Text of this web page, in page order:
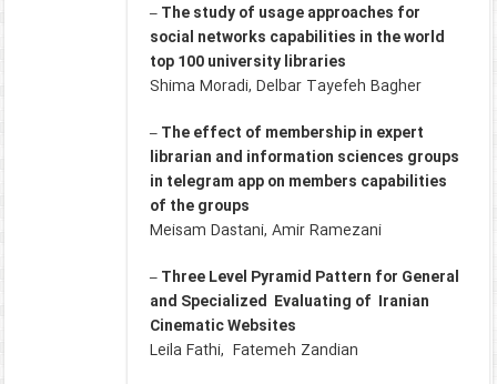
– The study of usage approaches for
social networks capabilities in the world
top 100 university libraries
Shima Moradi, Delbar Tayefeh Bagher
– The effect of membership in expert
librarian and information sciences groups
in telegram app on members capabilities
of the groups
Meisam Dastani, Amir Ramezani
– Three Level Pyramid Pattern for General
and Specialized Evaluating of Iranian
Cinematic Websites
Leila Fathi, Fatemeh Zandian